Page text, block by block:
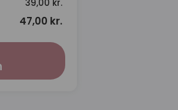
39,00 kr.
47,00 kr.